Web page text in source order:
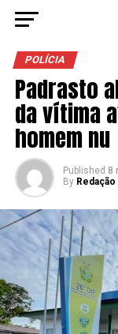
POLÍCIA
Padrasto
da vítima
homem nu
Published 8
By